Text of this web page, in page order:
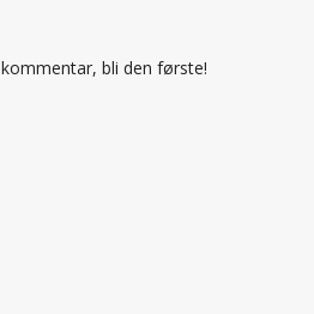
bli den første!